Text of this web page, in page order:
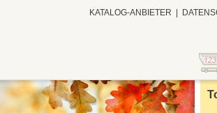
KATALOG-ANBIETER